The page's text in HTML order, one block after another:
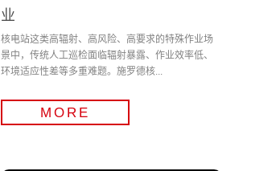
业
核电站这类高辐射、高风险、高要求的特殊作业场
景中，传统人工巡检面临辐射暴露、作业效率低、
环境适应性差等多重难题。施罗德核...
MORE